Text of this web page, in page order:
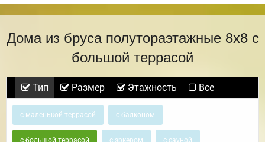
Дома из бруса полутораэтажные 8х8 с
большой террасой
Тип Размер Этажность Все
с маленькой террасой с балконом
с большой террасой с эркером с сауной